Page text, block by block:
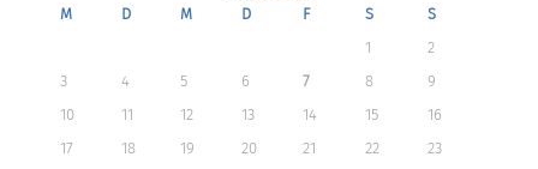
M
D M D F S
S
1
2
3
4 5 6 7 8
9
10
11 12 13 14 15
16
17
18 19 20 21 22
23